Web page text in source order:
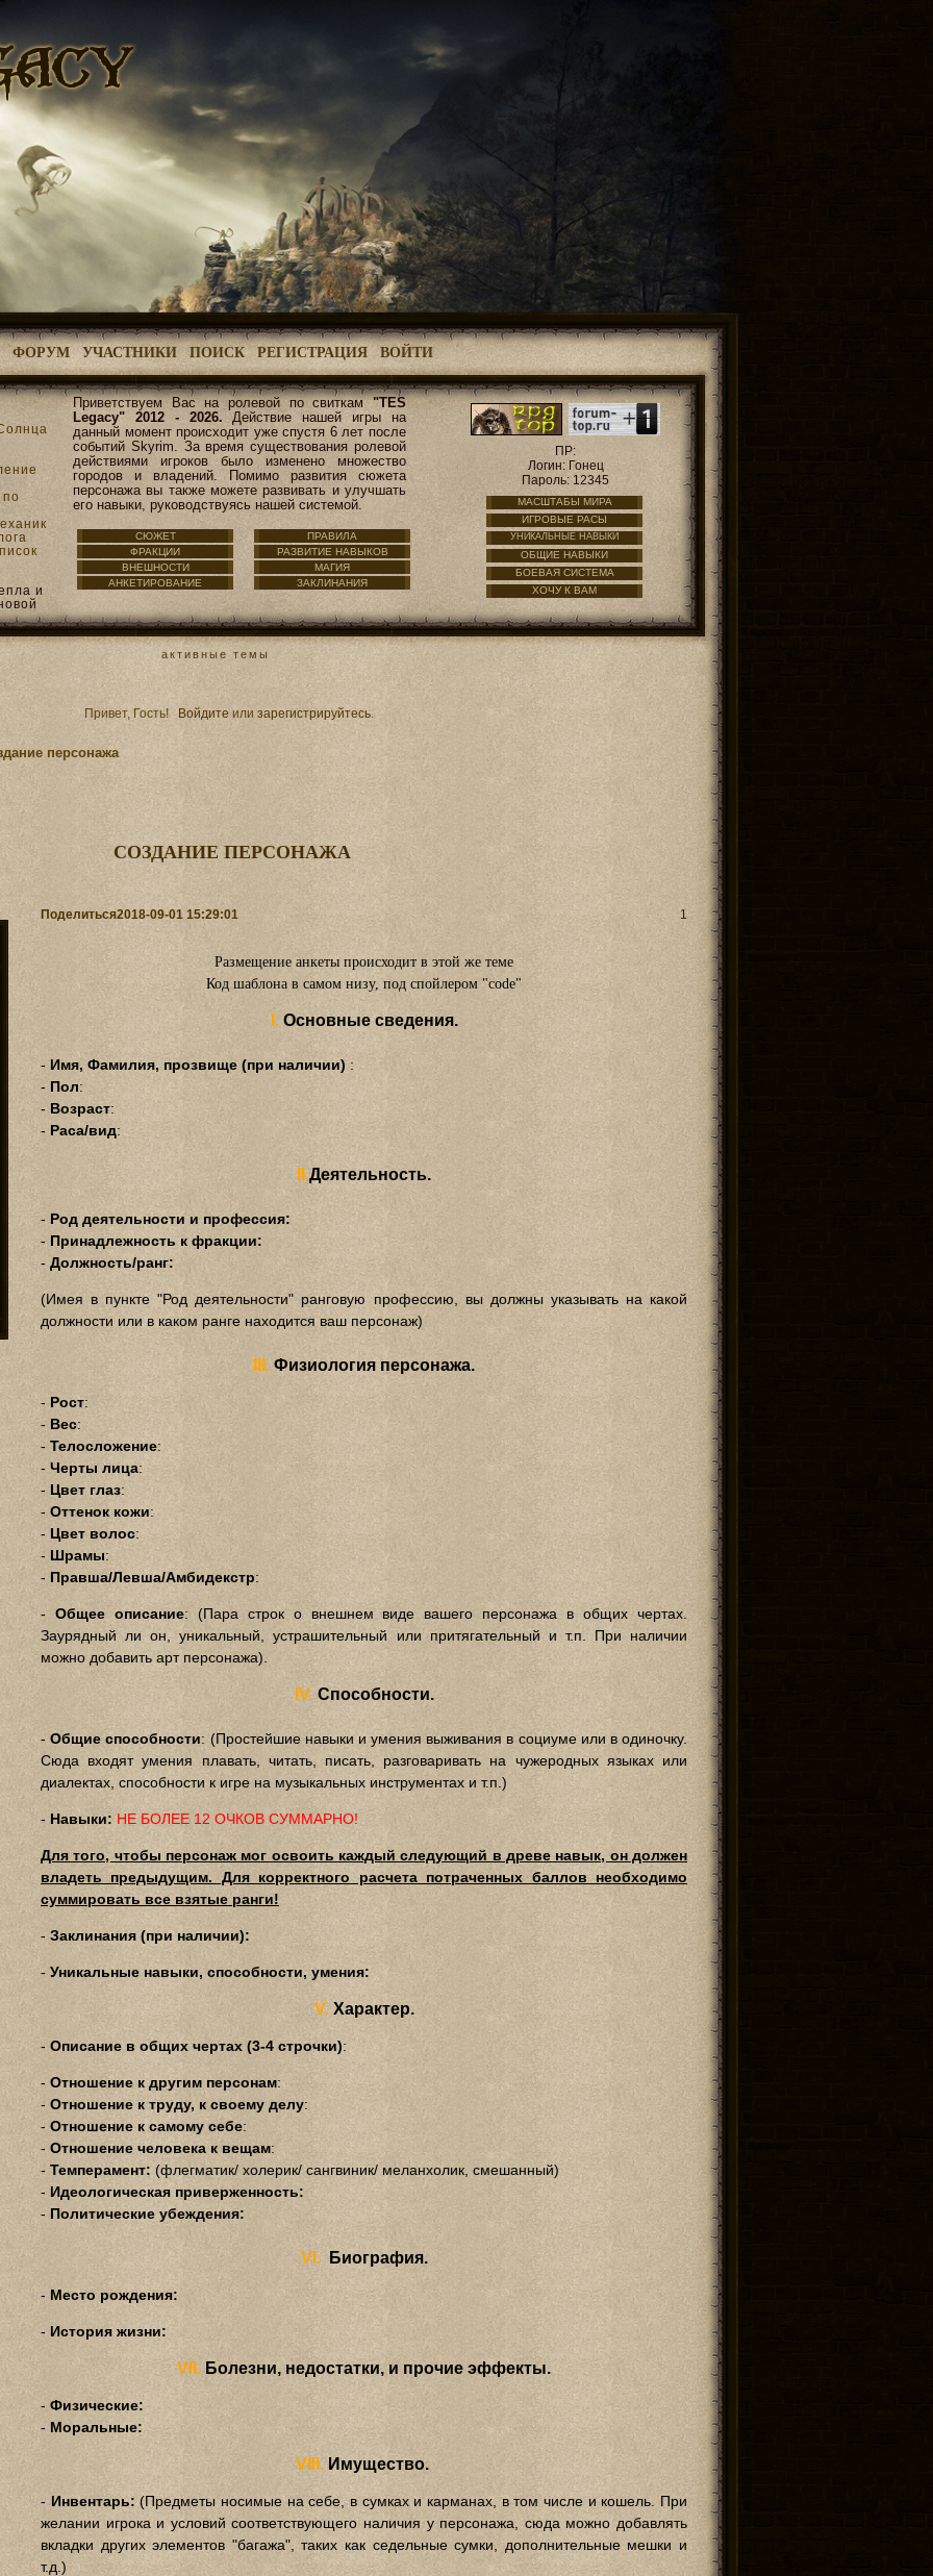
ФОРУМ УЧАСТНИКИ ПОИСК РЕГИСТРАЦИЯ ВОЙТИ
активные темы
с
TES-
знаков-
магов
и
и
Приветствуем Вас на ролевой по свиткам"TES
Legacy" 2012 - 2026. Действие нашей игры на
данный момент происходит уже спустя 6 лет после
событий Skyrim. За время существования ролевой
действиями игроков было изменено множество
городов и владений. Помимо развития сюжета
персонажа вы также можете развивать и улучшать
его навыки, руководствуясь нашей системой.
СЮЖЕТ
ФРАКЦИИ
ВНЕШНОСТИ
АНКЕТИРОВАНИЕ
ПРАВИЛА
РАЗВИТИЕ НАВЫКОВ
МАГИЯ
ЗАКЛИНАНИЯ
ПР:
Логин: Гонец
Пароль: 12345
МАСШТАБЫ МИРА
ИГРОВЫЕ РАСЫ
УНИКАЛЬНЫЕ НАВЫКИ
ОБЩИЕ НАВЫКИ
БОЕВАЯ СИСТЕМА
ХОЧУ К ВАМ
Привет, Гость! Войдитеили зарегистрируйтесь.
персонажа
СОЗДАНИЕ ПЕРСОНАЖА
Поделиться 1
2018-09-01 15:29:01
Размещение анкеты происходит в этой же теме
Код шаблона в самом низу, под спойлером "code"
I.Основные сведения.
-Имя, Фамилия, прозвище (при наличии):
- Пол:
- Возраст:
-Раса/вид:
II.Деятельность.
- Род деятельности и профессия:
- Принадлежность к фракции:
-Должность/ранг:
(Имея в пункте "Род деятельности" ранговую профессию, вы должны указывать на какой
должности или в каком ранге находится ваш персонаж)
III. Физиология персонажа.
-Рост:
- Вес:
-Телосложение:
-Черты лица:
- Цвет глаз:
-Оттенок кожи:
-Цвет волос:
- Шрамы:
-Правша/Левша/Амбидекстр:
- Общее описание: (Пара строк о внешнем виде вашего персонажа в общих чертах.
Заурядный ли он, уникальный, устрашительный или притягательный и т.п. При наличии
можно добавить арт персонажа).
IV.Способности.
-Общие способности: (Простейшие навыки и умения выживания в социуме или в одиночку.
Сюда входят умения плавать, читать, писать, разговаривать на чужеродных языках или
диалектах, способности к игре на музыкальных инструментах и т.п.)
-Навыки: НЕ БОЛЕЕ 12 ОЧКОВ СУММАРНО!
Для того, чтобы персонаж мог освоить каждый следующий в древе навык, он должен
владеть предыдущим. Для корректного расчета потраченных баллов необходимо
суммировать все взятые ранги!
-Заклинания (при наличии):
-Уникальные навыки, способности, умения:
V.Характер.
-Описание в общих чертах (3-4 строчки):
-Отношение к другим персонам:
-Отношение к труду, к своему делу:
-Отношение к самому себе:
-Отношение человека к вещам:
-Темперамент: (флегматик/ холерик/ сангвиник/ меланхолик, смешанный)
- Идеологическая приверженность:
- Политические убеждения:
VI.Биография.
- Место рождения:
- История жизни:
VII.Болезни, недостатки, и прочие эффекты.
-Физические:
-Моральные:
VIII. Имущество.
- Инвентарь:(Предметы носимые на себе, в сумках и карманах, в том числе и кошель. При
желании игрока и условий соответствующего наличия у персонажа, сюда можно добавлять
вкладки других элементов "багажа", таких как седельные сумки, дополнительные мешки и
т.д.)